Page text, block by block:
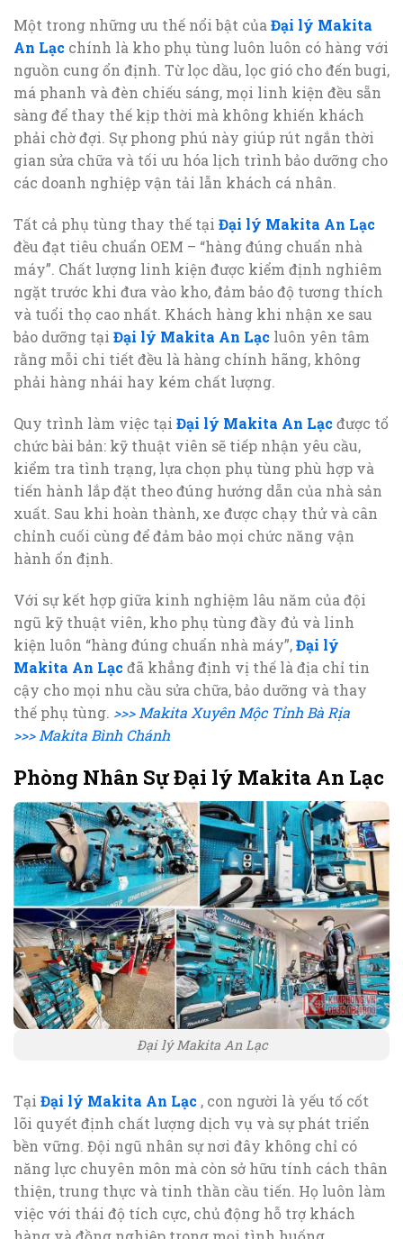
Một trong những ưu thế nổi bật củaĐại lý Makita
An Lạc chính là kho phụ tùng luôn luôn có hàng với
nguồn cung ổn định. Từ lọc dầu, lọc gió cho đến bugi,
má phanh và đèn chiếu sáng, mọi linh kiện đều sẵn
sàng để thay thế kịp thời mà không khiến khách
phải chờ đợi. Sự phong phú này giúp rút ngắn thời
gian sửa chữa và tối ưu hóa lịch trình bảo dưỡng cho
các doanh nghiệp vận tải lẫn khách cá nhân.
Tất cả phụ tùng thay thế tại Đại lý Makita An Lạc
đều đạt tiêu chuẩn OEM – “hàng đúng chuẩn nhà
máy”. Chất lượng linh kiện được kiểm định nghiêm
ngặt trước khi đưa vào kho, đảm bảo độ tương thích
và tuổi thọ cao nhất. Khách hàng khi nhận xe sau
bảo dưỡng tại Đại lý Makita An Lạc luôn yên tâm
rằng mỗi chi tiết đều là hàng chính hãng, không
phải hàng nhái hay kém chất lượng.
Quy trình làm việc tại Đại lý Makita An Lạc được tổ
chức bài bản: kỹ thuật viên sẽ tiếp nhận yêu cầu,
kiểm tra tình trạng, lựa chọn phụ tùng phù hợp và
tiến hành lắp đặt theo đúng hướng dẫn của nhà sản
xuất. Sau khi hoàn thành, xe được chạy thử và cân
chỉnh cuối cùng để đảm bảo mọi chức năng vận
hành ổn định.
Với sự kết hợp giữa kinh nghiệm lâu năm của đội
ngũ kỹ thuật viên, kho phụ tùng đầy đủ và linh
kiện luôn “hàng đúng chuẩn nhà máy”,Đại lý
Makita An Lạc đã khẳng định vị thế là địa chỉ tin
cậy cho mọi nhu cầu sửa chữa, bảo dưỡng và thay
thế phụ tùng. >>> Makita Xuyên Mộc Tỉnh Bà Rịa
>>> Makita Bình Chánh
Phòng Nhân Sự Đại lý Makita An Lạc
Đại lý Makita An Lạc
Tại Đại lý Makita An Lạc , con người là yếu tố cốt
lõi quyết định chất lượng dịch vụ và sự phát triển
bền vững. Đội ngũ nhân sự nơi đây không chỉ có
năng lực chuyên môn mà còn sở hữu tính cách thân
thiện, trung thực và tinh thần cầu tiến. Họ luôn làm
việc với thái độ tích cực, chủ động hỗ trợ khách